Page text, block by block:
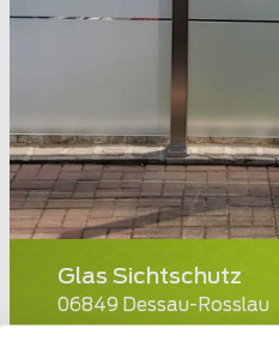
Glas Sichtschutz
06849 Dessau-Rosslau